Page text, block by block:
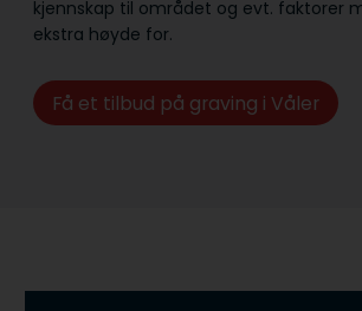
kjennskap til området og evt. faktorer
ekstra høyde for.
Få et tilbud på graving i Våler